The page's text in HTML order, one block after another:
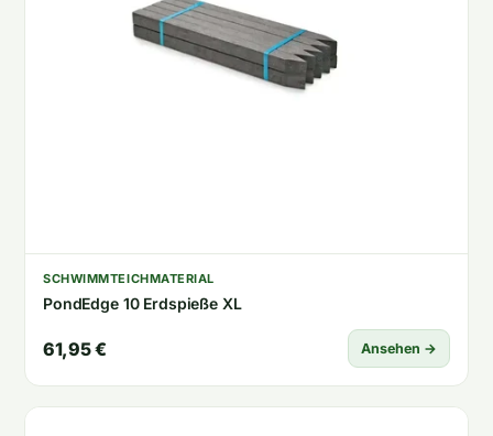
SCHWIMMTEICHMATERIAL
PondEdge 10 Erdspieße XL
61,95 € Ansehen →